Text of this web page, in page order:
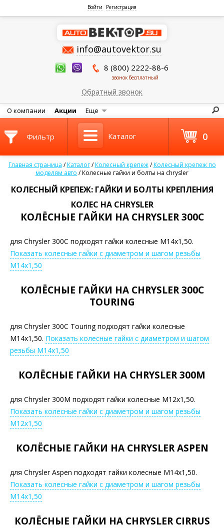
Войти Регистрация
info@autovektor.su
8 (800) 2222-88-6
звонок бесплатный
Обратный звонок
О компании Акции Еще
Главная страница /Каталог /Колесный крепеж /Колесный крепеж по
моделям авто /Колесные гайки и болты на chrysler
КОЛЕСНЫЙ КРЕПЕЖ: ГАЙКИ И БОЛТЫ КРЕПЛЕНИЯ
КОЛЕС НА CHRYSLER
КОЛЁСНЫЕ ГАЙКИ НА CHRYSLER 300C
для Chrysler 300C подходят гайки колесные М14х1,50.
Показать колесные гайки с диаметром и шагом резьбы
М14х1,50
КОЛЁСНЫЕ ГАЙКИ НА CHRYSLER 300C
TOURING
для Chrysler 300C Touring подходят гайки колесные
М14х1,50. Показать колесные гайки с диаметром и шагом
резьбы М14х1,50
КОЛЁСНЫЕ ГАЙКИ НА CHRYSLER 300M
для Chrysler 300M подходят гайки колесные М12х1,50.
Показать колесные гайки с диаметром и шагом резьбы
М12х1,50
КОЛЁСНЫЕ ГАЙКИ НА CHRYSLER ASPEN
для Chrysler Aspen подходят гайки колесные М14х1,50.
Показать колесные гайки с диаметром и шагом резьбы
М14х1,50
КОЛЁСНЫЕ ГАЙКИ НА CHRYSLER CIRRUS
Фильтр Каталог 0